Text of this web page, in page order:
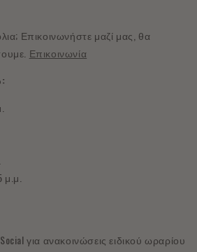
Επικοινωνήστε μαζί μας, θα
Επικοινωνία
για ανακοινώσεις ειδικού ωραρίου